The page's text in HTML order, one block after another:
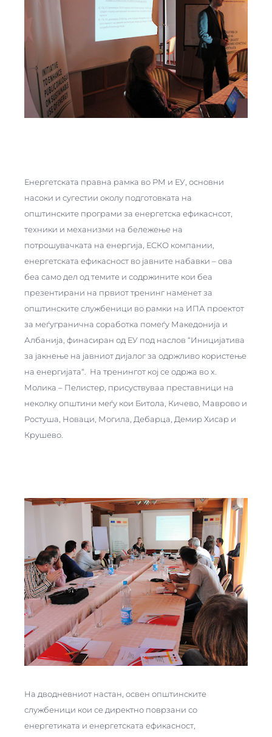
Енергетската правна рамка во РМ и ЕУ, основни
насоки и сугестии околу подготовката на
општинските програми за енергетска ефикаснсот,
техники и механизми на бележење на
потрошувачката на енергија, ЕСКО компании,
енергетската ефикасност во јавните набавки – ова
беа само дел од темите и содржините кои беа
презентирани на првиот тренинг наменет за
општинските службеници во рамки на ИПА проектот
за меѓугранична соработка помеѓу Македонија и
Албанија, финасиран од ЕУ под наслов “Иницијатива
за јакнење на јавниот дијалог за одржливо користење
на енергијата“. На тренингот кој се одржа во х.
Молика – Пелистер, присуствуваа преставници на
неколку општини меѓу кои Битола, Кичево, Маврово и
Ростуша, Новаци, Могила, Дебарца, Демир Хисар и
Крушево.
На дводневниот настан, освен општинските
службеници кои се директно поврзани со
енергетиката и енергетската ефикасност,